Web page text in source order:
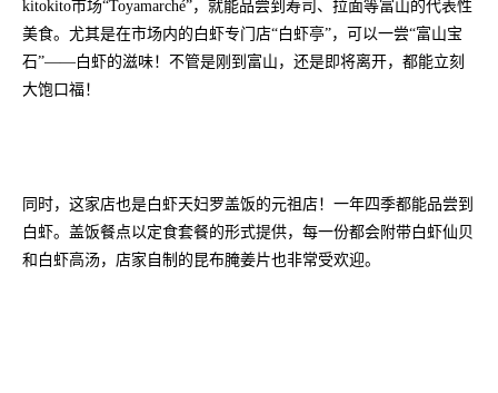
kitokito市场“Toyamarché”，就能品尝到寿司、拉面等富山的代表性
美食。尤其是在市场内的白虾专门店“白虾亭”，可以一尝“富山宝
石”——白虾的滋味！不管是刚到富山，还是即将离开，都能立刻
大饱口福！
同时，这家店也是白虾天妇罗盖饭的元祖店！一年四季都能品尝到
白虾。盖饭餐点以定食套餐的形式提供，每一份都会附带白虾仙贝
和白虾高汤，店家自制的昆布腌姜片也非常受欢迎。